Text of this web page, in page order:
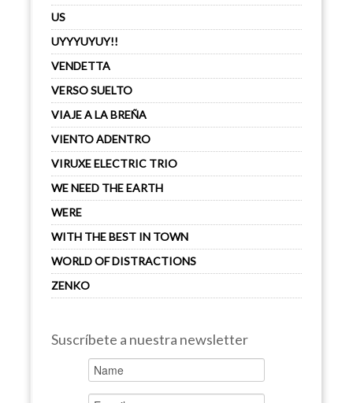
US
UYYYUYUY!!
VENDETTA
VERSO SUELTO
VIAJE A LA BREÑA
VIENTO ADENTRO
VIRUXE ELECTRIC TRIO
WE NEED THE EARTH
WERE
WITH THE BEST IN TOWN
WORLD OF DISTRACTIONS
ZENKO
Suscríbete a nuestra newsletter